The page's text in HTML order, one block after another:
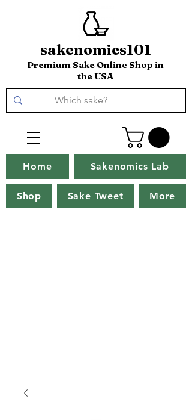
sakenomics101
Premium Sake Online Shop in
the USA
Home Sakenomics Lab
Shop Sake Tweet More